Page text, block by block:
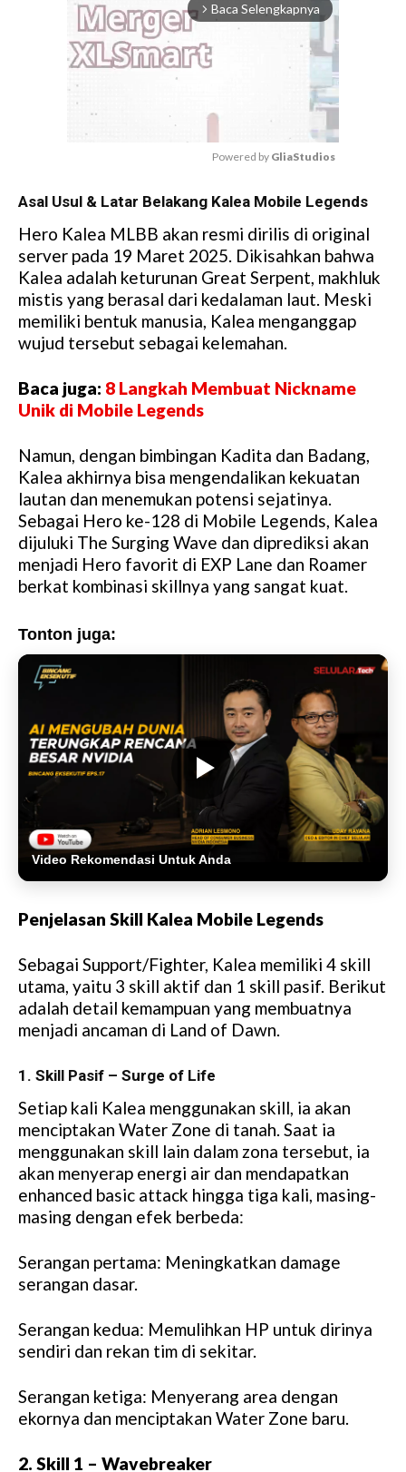
arrow_forward_ios Baca Selengkapnya
u
t
Powered by GliaStudios
Asal Usul & Latar Belakang Kalea Mobile Legends
Hero Kalea MLBB akan resmi dirilis di original
server pada 19 Maret 2025. Dikisahkan bahwa
Kalea adalah keturunan Great Serpent, makhluk
mistis yang berasal dari kedalaman laut. Meski
memiliki bentuk manusia, Kalea menganggap
wujud tersebut sebagai kelemahan.
Baca juga: 8 Langkah Membuat Nickname
Unik di Mobile Legends
Namun, dengan bimbingan Kadita dan Badang,
Kalea akhirnya bisa mengendalikan kekuatan
lautan dan menemukan potensi sejatinya.
Sebagai Hero ke-128 di Mobile Legends, Kalea
dijuluki The Surging Wave dan diprediksi akan
menjadi Hero favorit di EXP Lane dan Roamer
berkat kombinasi skillnya yang sangat kuat.
Tonton juga:
Video Rekomendasi Untuk Anda
Penjelasan Skill Kalea Mobile Legends
Sebagai Support/Fighter, Kalea memiliki 4 skill
utama, yaitu 3 skill aktif dan 1 skill pasif. Berikut
adalah detail kemampuan yang membuatnya
menjadi ancaman di Land of Dawn.
1. Skill Pasif – Surge of Life
Setiap kali Kalea menggunakan skill, ia akan
menciptakan Water Zone di tanah. Saat ia
menggunakan skill lain dalam zona tersebut, ia
akan menyerap energi air dan mendapatkan
enhanced basic attack hingga tiga kali, masing-
masing dengan efek berbeda:
Serangan pertama: Meningkatkan damage
serangan dasar.
Serangan kedua: Memulihkan HP untuk dirinya
sendiri dan rekan tim di sekitar.
Serangan ketiga: Menyerang area dengan
ekornya dan menciptakan Water Zone baru.
2. Skill 1 – Wavebreaker